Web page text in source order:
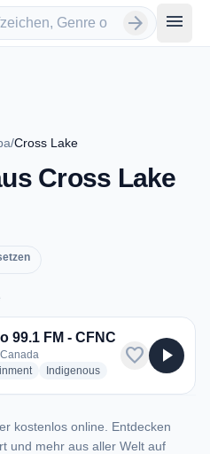
arrow_forward menu
/Cross Lake
Cross Lake
99.1 FM - CFNC
radio stations
Indigenousradio stations
favorite play_arrow
kostenlos online. Entdecken
und mehr aus aller Welt auf